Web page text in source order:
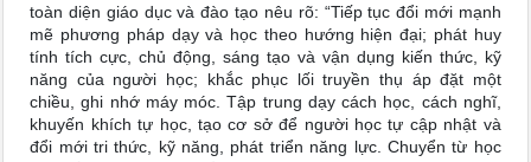
toàn diện giáo dục và đào tạo nêu rõ: “Tiếp tục đổi mới mạnh
mẽ phương pháp dạy và học theo hướng hiện đại; phát huy
tính tích cực, chủ động, sáng tạo và vận dụng kiến thức, kỹ
năng của người học; khắc phục lối truyền thụ áp đặt một
chiều, ghi nhớ máy móc. Tập trung dạy cách học, cách nghĩ,
khuyến khích tự học, tạo cơ sở để người học tự cập nhật và
đổi mới tri thức, kỹ năng, phát triển năng lực. Chuyển từ học